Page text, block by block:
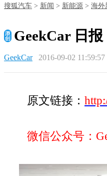
搜狐汽车 > 新闻 > 新能源 > 海外
GeekCar 日
GeekCar 2016-09-02 11:59:57
原文链接：
微信公众号：